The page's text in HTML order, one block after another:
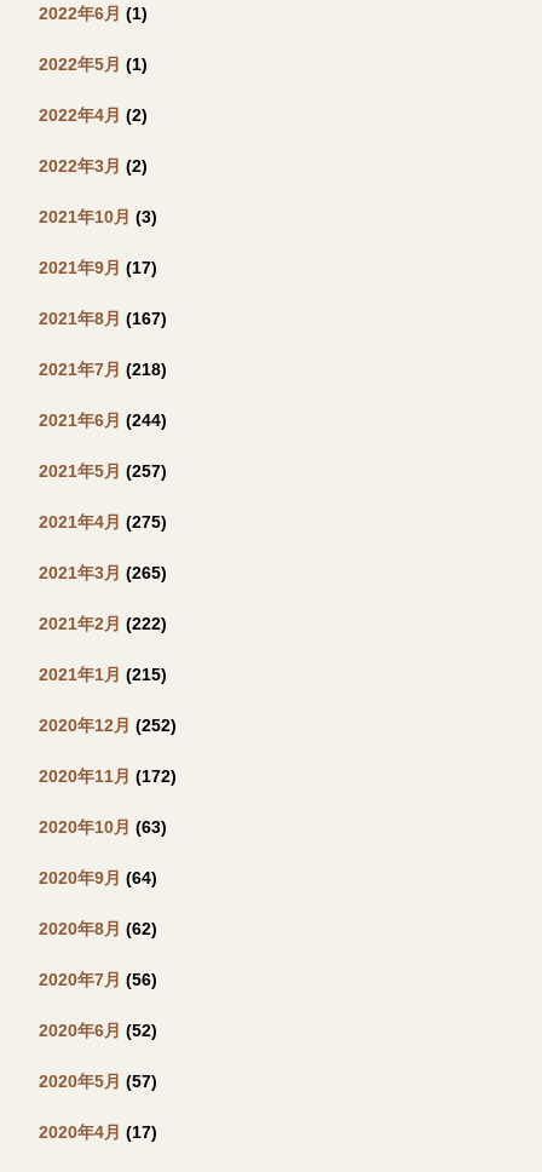
2022年6月 (1)
2022年5月 (1)
2022年4月 (2)
2022年3月 (2)
2021年10月 (3)
2021年9月 (17)
2021年8月 (167)
2021年7月 (218)
2021年6月 (244)
2021年5月 (257)
2021年4月 (275)
2021年3月 (265)
2021年2月 (222)
2021年1月 (215)
2020年12月 (252)
2020年11月 (172)
2020年10月 (63)
2020年9月 (64)
2020年8月 (62)
2020年7月 (56)
2020年6月 (52)
2020年5月 (57)
2020年4月 (17)